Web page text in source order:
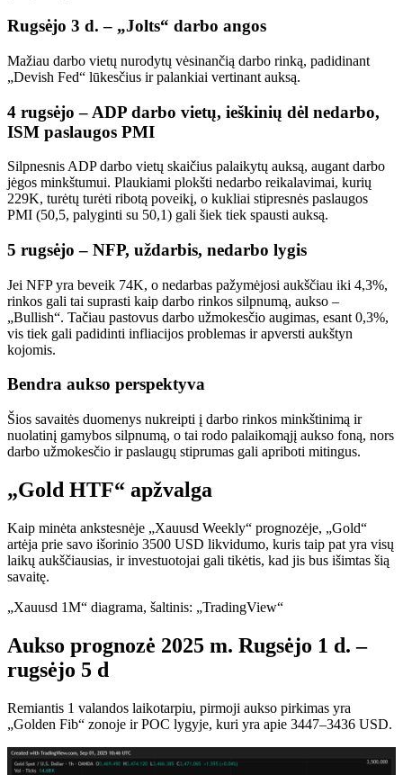
Rugsėjo 3 d. – „Jolts“ darbo angos
Mažiau darbo vietų nurodytų vėsinančią darbo rinką, padidinant
„Devish Fed“ lūkesčius ir palankiai vertinant auksą.
4 rugsėjo – ADP darbo vietų, ieškinių dėl nedarbo,
ISM paslaugos PMI
Silpnesnis ADP darbo vietų skaičius palaikytų auksą, augant darbo
jėgos minkštumui. Plaukiami plokšti nedarbo reikalavimai, kurių
229K, turėtų turėti ribotą poveikį, o kukliai stipresnės paslaugos
PMI (50,5, palyginti su 50,1) gali šiek tiek spausti auksą.
5 rugsėjo – NFP, uždarbis, nedarbo lygis
Jei NFP yra beveik 74K, o nedarbas pažymėjosi aukščiau iki 4,3%,
rinkos gali tai suprasti kaip darbo rinkos silpnumą, aukso –
„Bullish“. Tačiau pastovus darbo užmokesčio augimas, esant 0,3%,
vis tiek gali padidinti infliacijos problemas ir apversti aukštyn
kojomis.
Bendra aukso perspektyva
Šios savaitės duomenys nukreipti į darbo rinkos minkštinimą ir
nuolatinį gamybos silpnumą, o tai rodo palaikomąjį aukso foną, nors
darbo užmokesčio ir paslaugų stiprumas gali apriboti mitingus.
„Gold HTF“ apžvalga
Kaip minėta ankstesnėje „Xauusd Weekly“ prognozėje, „Gold“
artėja prie savo išorinio 3500 USD likvidumo, kuris taip pat yra visų
laikų aukščiausias, ir investuotojai gali tikėtis, kad jis bus išimtas šią
savaitę.
„Xauusd 1M“ diagrama, šaltinis: „TradingView“
Aukso prognozė 2025 m. Rugsėjo 1 d. –
rugsėjo 5 d
Remiantis 1 valandos laikotarpiu, pirmoji aukso pirkimas yra
„Golden Fib“ zonoje ir POC lygyje, kuri yra apie 3447–3436 USD.